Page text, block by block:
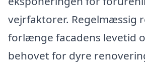
vejrfaktorer. Regelmæssig
forlænge facadens levetid
behovet for dyre